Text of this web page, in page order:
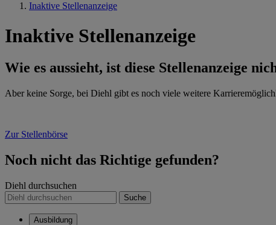
Inaktive Stellenanzeige
Inaktive Stellenanzeige
Wie es aussieht, ist diese Stellenanzeige
Aber keine Sorge, bei Diehl gibt es noch viele weitere
Zur Stellenbörse
Noch nicht das Richtige gefunden?
Diehl durchsuchen
Suche
Ausbildung